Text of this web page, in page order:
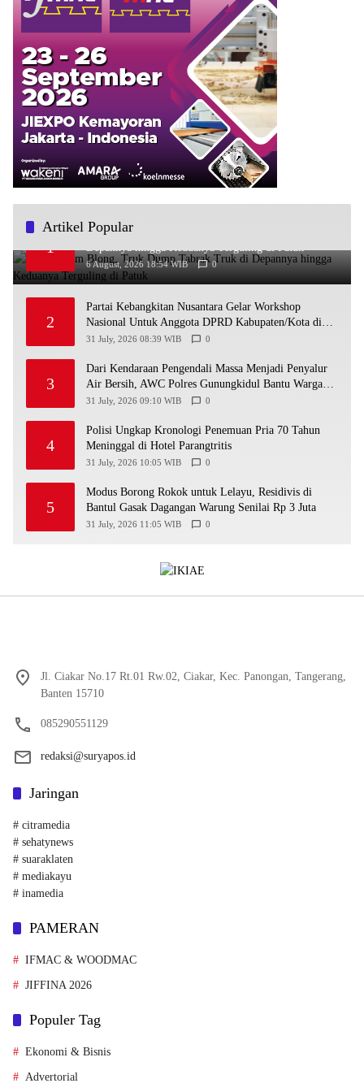
Artikel Popular
1
Diduga Rem Blong, Truk Dump Tabrak Truk di
Depannya hingga Keduanya Terguling di Patuk
6 August, 2026 18:54 WIB 0
2
Partai Kebangkitan Nusantara Gelar Workshop
Nasional Untuk Anggota DPRD Kabupaten/Kota di
Yogyakarta
31 July, 2026 08:39 WIB 0
3
Dari Kendaraan Pengendali Massa Menjadi Penyalur
Air Bersih, AWC Polres Gunungkidul Bantu Warga
Kekeringan
31 July, 2026 09:10 WIB 0
4
Polisi Ungkap Kronologi Penemuan Pria 70 Tahun
Meninggal di Hotel Parangtritis
31 July, 2026 10:05 WIB 0
5
Modus Borong Rokok untuk Lelayu, Residivis di
Bantul Gasak Dagangan Warung Senilai Rp 3 Juta
31 July, 2026 11:05 WIB 0
Jl. Ciakar No.17 Rt.01 Rw.02, Ciakar, Kec. Panongan, Tangerang,
Banten 15710
085290551129
redaksi@suryapos.id
Jaringan
# citramedia
# sehatynews
# suaraklaten
# mediakayu
# inamedia
PAMERAN
IFMAC & WOODMAC
JIFFINA 2026
Populer Tag
Ekonomi & Bisnis
Advertorial